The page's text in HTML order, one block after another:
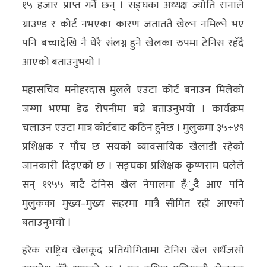
१५ हजार प्राप्त गर्ने छन् । सङ्घका अध्यक्ष ज्योति रानाले
ग्राउण्ड र कोर्ट नभएका कारण जताततै खेल्न नमिल्ने भए
पनि बच्चादेखि नै धेरै संलग्न हुने खेलका रुपमा टेनिस रहँदै
आएको बताउनुभयो ।
महासचिव मनोहरदास मुलले एउटा कोर्ट बनाउन मिलेको
जग्गा भएमा डेढ रोपनीमा बन्ने बताउनुभयो । कार्यक्रम
चलाउन एउटा मात्र कोर्टबाट कठिन हुनेछ । मुलुकमा ३५÷४९
प्रशिक्षक र पाँच छ सयको व्यावसायिक खेलाडी रहेको
जानकारी दिइएको छ । सङ्घका प्रशिक्षक कृष्णराम घलेले
सन् १९५५ बाटै टेनिस खेल नेपालमा हँुदै आए पनि
मुलुकका मुख्य–मुख्य सहरमा मात्रै सीमित रही आएको
बताउनुभयो ।
हरेक राष्ट्रिय खेलकूद प्रतियोगितामा टेनिस खेल सधैँजसो